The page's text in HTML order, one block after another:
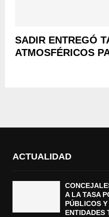
SADIR ENTREGÓ
ATMOSFÉRICOS
ACTUALIDAD
A LA TASA
PÚBLICOS
ENTIDADES